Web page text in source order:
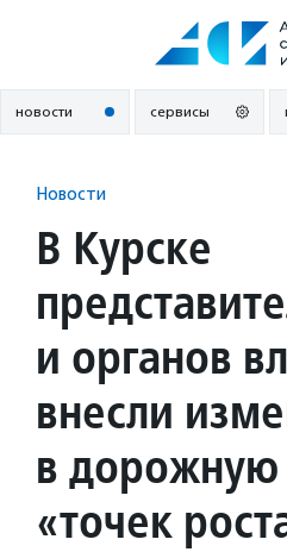
новости сервисы
Новости
В Курске
и органов
внесли
в дорожную
«точек